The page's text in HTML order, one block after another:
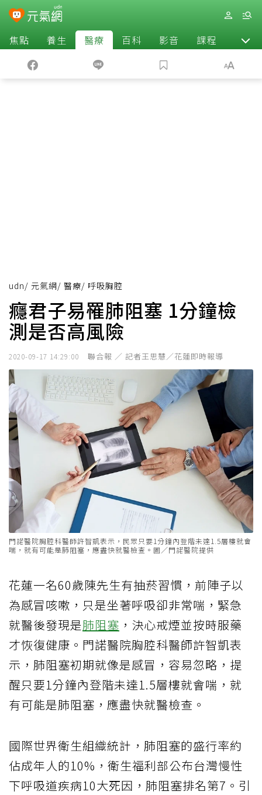
焦點 養生 醫療 百科 影音 課程 退休
udn/ 元氣網/ 醫療/ 呼吸胸腔
癮君子易罹肺阻塞 1分鐘檢
測是否高風險
2020-09-17 14:29:00 聯合報 ／ 記者王思慧／花蓮即時報導
門諾醫院胸腔科醫師許智凱表示，民眾只要1分鐘內登階未達1.5層樓就會
喘，就有可能是肺阻塞，應盡快就醫檢查。圖／門諾醫院提供
花蓮一名60歲陳先生有抽菸習慣，前陣子以
為感冒咳嗽，只是坐著呼吸卻非常喘，緊急
就醫後發現是肺阻塞 ，決心戒煙並按時服藥
才恢復健康。門諾醫院胸腔科醫師許智凱表
示，肺阻塞初期就像是感冒，容易忽略，提
醒只要1分鐘內登階未達1.5層樓就會喘，就
有可能是肺阻塞，應盡快就醫檢查。
國際世界衛生組織統計，肺阻塞的盛行率約
佔成年人的10%，衛生福利部公布台灣慢性
下呼吸道疾病10大死因，肺阻塞排名第7。引